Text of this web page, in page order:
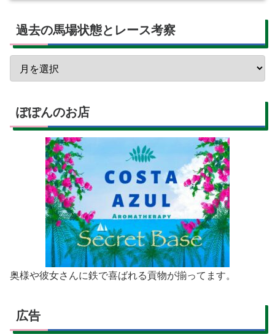
過去の馬場状態とレース考察
ぽぽんのお店
奥様や彼女さんに鉄で喜ばれる貢物が揃ってます。
広告